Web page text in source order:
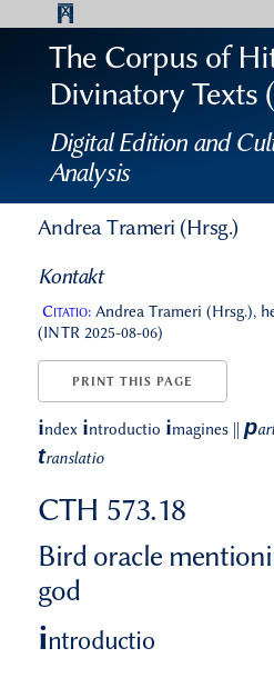
The Corpus of
Divinatory Texts
Digital Edition and
Analysis
Andrea Trameri (Hrsg.)
Kontakt
Citatio:Andrea Trameri (Hrsg.),
(INTR 2025-08-06)
PRINT THIS PAGE
index introductio imagines p
translatio
CTH 573.18
Bird oracle
god
introductio